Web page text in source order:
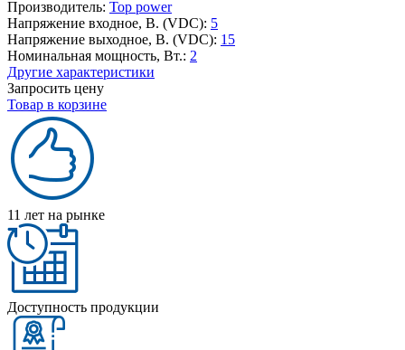
Производитель: Top power
Напряжение входное, В. (VDC): 5
Напряжение выходное, В. (VDC): 15
Номинальная мощность, Вт.: 2
Другие характеристики
Запросить цену
Товар в корзине
11 лет на рынке
Доступность продукции